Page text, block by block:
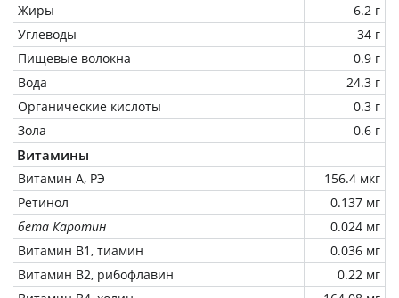
Жиры
6.2 г
Углеводы
34 г
Пищевые волокна
0.9 г
Вода
24.3 г
Органические кислоты
0.3 г
Зола
0.6 г
Витамины
Витамин А, РЭ
156.4 мкг
Ретинол
0.137 мг
бета Каротин
0.024 мг
Витамин В1, тиамин
0.036 мг
Витамин В2, рибофлавин
0.22 мг